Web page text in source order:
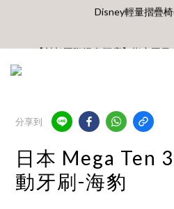
🎊8月底前、首購滿$3500贈
🎊8月底前、首購滿$3500贈
分享到
日本 Mega Ten
動牙刷-海豹